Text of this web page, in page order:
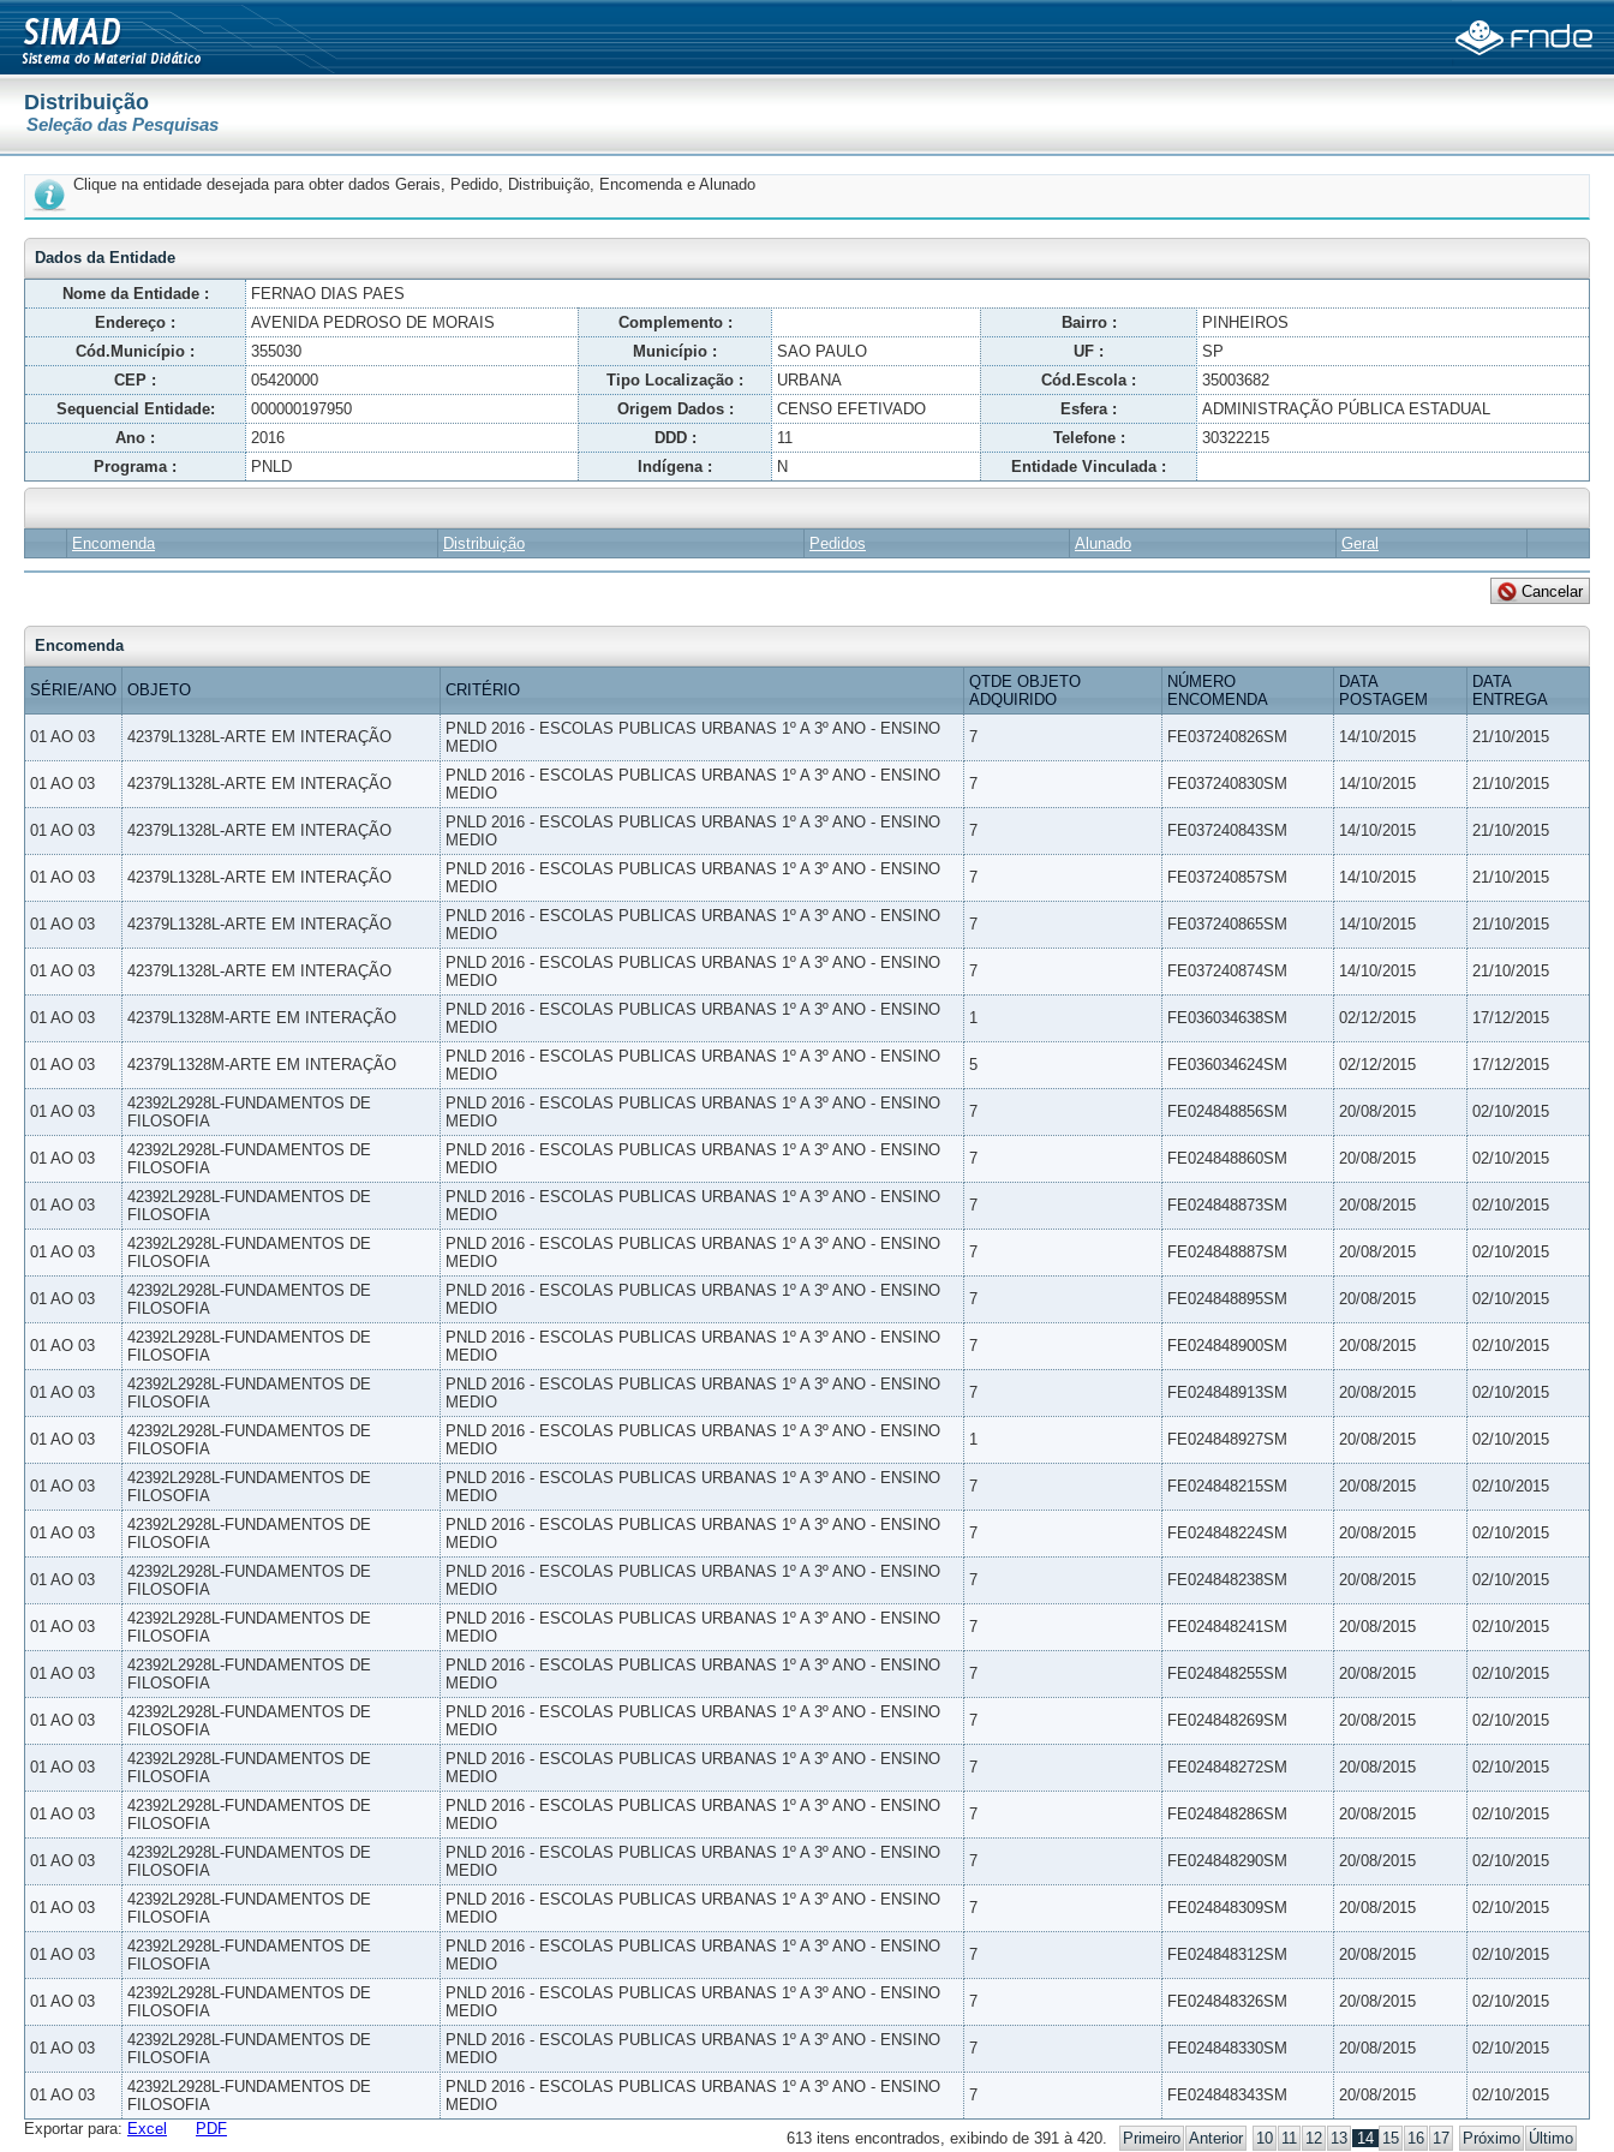
Distribuição
Seleção das Pesquisas
Clique na entidade desejada para obter dados Gerais, Pedido, Distribuição, Encomenda e Alunado
Dados da Entidade
Nome da Entidade :
FERNAO DIAS PAES
Endereço :
AVENIDA PEDROSO DE MORAIS Complemento : Bairro :
PINHEIROS
Cód.Município :
355030 Município : SAO PAULO UF :
SP
CEP :
05420000 Tipo Localização : URBANA Cód.Escola :
35003682
Sequencial Entidade:
000000197950 Origem Dados : CENSO EFETIVADO Esfera :
ADMINISTRAÇÃO PÚBLICA ESTADUAL
Ano :
2016 DDD : 11 Telefone :
30322215
Programa :
PNLD Indígena : N Entidade Vinculada :
Encomenda Distribuição Pedidos Alunado Geral
Encomenda
SÉRIE/ANO OBJETO CRITÉRIO
QTDE OBJETO
ADQUIRIDO
NÚMERO
ENCOMENDA
DATA
POSTAGEM
DATA
ENTREGA
01 AO 03 42379L1328L-ARTE EM INTERAÇÃO
PNLD 2016 - ESCOLAS PUBLICAS URBANAS 1º A 3º ANO - ENSINO
MEDIO
7 FE037240826SM 14/10/2015 21/10/2015
01 AO 03 42379L1328L-ARTE EM INTERAÇÃO
PNLD 2016 - ESCOLAS PUBLICAS URBANAS 1º A 3º ANO - ENSINO
MEDIO
7 FE037240830SM 14/10/2015 21/10/2015
01 AO 03 42379L1328L-ARTE EM INTERAÇÃO
PNLD 2016 - ESCOLAS PUBLICAS URBANAS 1º A 3º ANO - ENSINO
MEDIO
7 FE037240843SM 14/10/2015 21/10/2015
01 AO 03 42379L1328L-ARTE EM INTERAÇÃO
PNLD 2016 - ESCOLAS PUBLICAS URBANAS 1º A 3º ANO - ENSINO
MEDIO
7 FE037240857SM 14/10/2015 21/10/2015
01 AO 03 42379L1328L-ARTE EM INTERAÇÃO
PNLD 2016 - ESCOLAS PUBLICAS URBANAS 1º A 3º ANO - ENSINO
MEDIO
7 FE037240865SM 14/10/2015 21/10/2015
01 AO 03 42379L1328L-ARTE EM INTERAÇÃO
PNLD 2016 - ESCOLAS PUBLICAS URBANAS 1º A 3º ANO - ENSINO
MEDIO
7 FE037240874SM 14/10/2015 21/10/2015
01 AO 03 42379L1328M-ARTE EM INTERAÇÃO
PNLD 2016 - ESCOLAS PUBLICAS URBANAS 1º A 3º ANO - ENSINO
MEDIO
1 FE036034638SM 02/12/2015 17/12/2015
01 AO 03 42379L1328M-ARTE EM INTERAÇÃO
PNLD 2016 - ESCOLAS PUBLICAS URBANAS 1º A 3º ANO - ENSINO
MEDIO
5 FE036034624SM 02/12/2015 17/12/2015
01 AO 03
42392L2928L-FUNDAMENTOS DE
FILOSOFIA
PNLD 2016 - ESCOLAS PUBLICAS URBANAS 1º A 3º ANO - ENSINO
MEDIO
7 FE024848856SM 20/08/2015 02/10/2015
01 AO 03
42392L2928L-FUNDAMENTOS DE
FILOSOFIA
PNLD 2016 - ESCOLAS PUBLICAS URBANAS 1º A 3º ANO - ENSINO
MEDIO
7 FE024848860SM 20/08/2015 02/10/2015
01 AO 03
42392L2928L-FUNDAMENTOS DE
FILOSOFIA
PNLD 2016 - ESCOLAS PUBLICAS URBANAS 1º A 3º ANO - ENSINO
MEDIO
7 FE024848873SM 20/08/2015 02/10/2015
01 AO 03
42392L2928L-FUNDAMENTOS DE
FILOSOFIA
PNLD 2016 - ESCOLAS PUBLICAS URBANAS 1º A 3º ANO - ENSINO
MEDIO
7 FE024848887SM 20/08/2015 02/10/2015
01 AO 03
42392L2928L-FUNDAMENTOS DE
FILOSOFIA
PNLD 2016 - ESCOLAS PUBLICAS URBANAS 1º A 3º ANO - ENSINO
MEDIO
7 FE024848895SM 20/08/2015 02/10/2015
01 AO 03
42392L2928L-FUNDAMENTOS DE
FILOSOFIA
PNLD 2016 - ESCOLAS PUBLICAS URBANAS 1º A 3º ANO - ENSINO
MEDIO
7 FE024848900SM 20/08/2015 02/10/2015
01 AO 03
42392L2928L-FUNDAMENTOS DE
FILOSOFIA
PNLD 2016 - ESCOLAS PUBLICAS URBANAS 1º A 3º ANO - ENSINO
MEDIO
7 FE024848913SM 20/08/2015 02/10/2015
01 AO 03
42392L2928L-FUNDAMENTOS DE
FILOSOFIA
PNLD 2016 - ESCOLAS PUBLICAS URBANAS 1º A 3º ANO - ENSINO
MEDIO
1 FE024848927SM 20/08/2015 02/10/2015
01 AO 03
42392L2928L-FUNDAMENTOS DE
FILOSOFIA
PNLD 2016 - ESCOLAS PUBLICAS URBANAS 1º A 3º ANO - ENSINO
MEDIO
7 FE024848215SM 20/08/2015 02/10/2015
01 AO 03
42392L2928L-FUNDAMENTOS DE
FILOSOFIA
PNLD 2016 - ESCOLAS PUBLICAS URBANAS 1º A 3º ANO - ENSINO
MEDIO
7 FE024848224SM 20/08/2015 02/10/2015
01 AO 03
42392L2928L-FUNDAMENTOS DE
FILOSOFIA
PNLD 2016 - ESCOLAS PUBLICAS URBANAS 1º A 3º ANO - ENSINO
MEDIO
7 FE024848238SM 20/08/2015 02/10/2015
01 AO 03
42392L2928L-FUNDAMENTOS DE
FILOSOFIA
PNLD 2016 - ESCOLAS PUBLICAS URBANAS 1º A 3º ANO - ENSINO
MEDIO
7 FE024848241SM 20/08/2015 02/10/2015
01 AO 03
42392L2928L-FUNDAMENTOS DE
FILOSOFIA
PNLD 2016 - ESCOLAS PUBLICAS URBANAS 1º A 3º ANO - ENSINO
MEDIO
7 FE024848255SM 20/08/2015 02/10/2015
01 AO 03
42392L2928L-FUNDAMENTOS DE
FILOSOFIA
PNLD 2016 - ESCOLAS PUBLICAS URBANAS 1º A 3º ANO - ENSINO
MEDIO
7 FE024848269SM 20/08/2015 02/10/2015
01 AO 03
42392L2928L-FUNDAMENTOS DE
FILOSOFIA
PNLD 2016 - ESCOLAS PUBLICAS URBANAS 1º A 3º ANO - ENSINO
MEDIO
7 FE024848272SM 20/08/2015 02/10/2015
01 AO 03
42392L2928L-FUNDAMENTOS DE
FILOSOFIA
PNLD 2016 - ESCOLAS PUBLICAS URBANAS 1º A 3º ANO - ENSINO
MEDIO
7 FE024848286SM 20/08/2015 02/10/2015
01 AO 03
42392L2928L-FUNDAMENTOS DE
FILOSOFIA
PNLD 2016 - ESCOLAS PUBLICAS URBANAS 1º A 3º ANO - ENSINO
MEDIO
7 FE024848290SM 20/08/2015 02/10/2015
01 AO 03
42392L2928L-FUNDAMENTOS DE
FILOSOFIA
PNLD 2016 - ESCOLAS PUBLICAS URBANAS 1º A 3º ANO - ENSINO
MEDIO
7 FE024848309SM 20/08/2015 02/10/2015
01 AO 03
42392L2928L-FUNDAMENTOS DE
FILOSOFIA
PNLD 2016 - ESCOLAS PUBLICAS URBANAS 1º A 3º ANO - ENSINO
MEDIO
7 FE024848312SM 20/08/2015 02/10/2015
01 AO 03
42392L2928L-FUNDAMENTOS DE
FILOSOFIA
PNLD 2016 - ESCOLAS PUBLICAS URBANAS 1º A 3º ANO - ENSINO
MEDIO
7 FE024848326SM 20/08/2015 02/10/2015
01 AO 03
42392L2928L-FUNDAMENTOS DE
FILOSOFIA
PNLD 2016 - ESCOLAS PUBLICAS URBANAS 1º A 3º ANO - ENSINO
MEDIO
7 FE024848330SM 20/08/2015 02/10/2015
01 AO 03
42392L2928L-FUNDAMENTOS DE
FILOSOFIA
PNLD 2016 - ESCOLAS PUBLICAS URBANAS 1º A 3º ANO - ENSINO
MEDIO
7 FE024848343SM 20/08/2015 02/10/2015
613 itens encontrados, exibindo de 391 à 420. Primeiro Anterior 10 11 12 13 14 15 16 17 Próximo Último
Exportar para: Excel PDF